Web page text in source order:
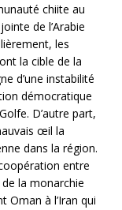
chiite au
de l’Arabie
les
la cible de la
d’une instabilité
démocratique
D’autre part,
œil la
dans la région.
entre
la monarchie
Oman à l’Iran qui